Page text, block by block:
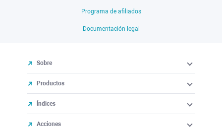
Programa de afiliados
Documentación legal
Sobre
Productos
Índices
Acciones